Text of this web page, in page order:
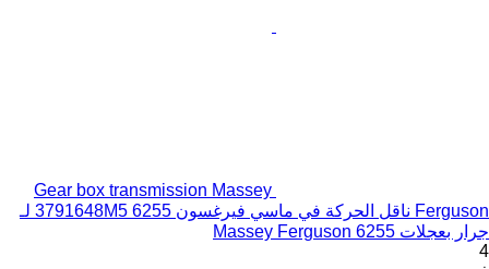
Gear box transmission Massey
Ferguson ناقل الحركة في ماسي فيرغسون 6255 3791648M5 لـ
جرار بعجلات Massey Ferguson 6255
4